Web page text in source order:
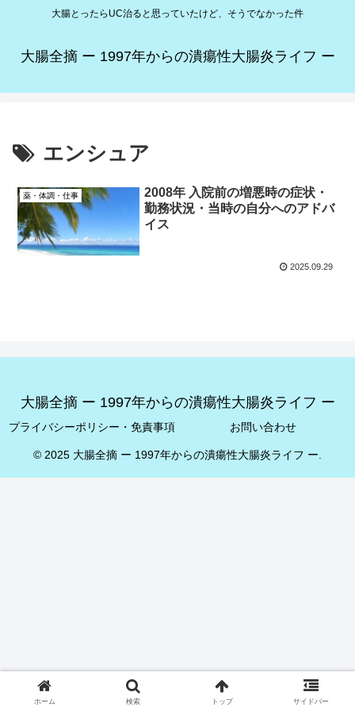
大腸とったらUC治ると思っていたけど、そうでなかった件
大腸全摘 ー 1997年からの潰瘍性大腸炎ライフ ー
エンシュア
薬・体調・仕事
2008年 入院前の増悪時の症状・
勤務状況・当時の自分へのアドバ
イス
2025.09.29
大腸全摘 ー 1997年からの潰瘍性大腸炎ライフ ー
プライバシーポリシー・免責事項 お問い合わせ
© 2025 大腸全摘 ー 1997年からの潰瘍性大腸炎ライフ ー.
ホーム 検索 トップ サイドバー